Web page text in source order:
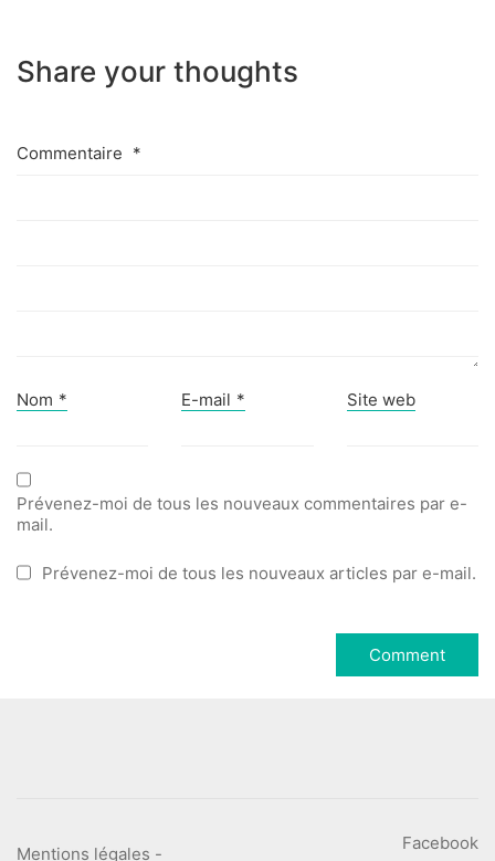
Share your thoughts
Commentaire *
Nom * E-mail * Site web
Prévenez-moi de tous les nouveaux commentaires par e-
mail.
Prévenez-moi de tous les nouveaux articles par e-mail.
Facebook
Mentions légales -